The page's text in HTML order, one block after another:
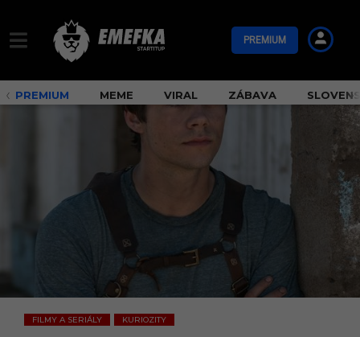
PREMIUM
PREMIUM MEME VIRAL ZÁBAVA
FILMY A SERIÁLY
,
KURIOZITY